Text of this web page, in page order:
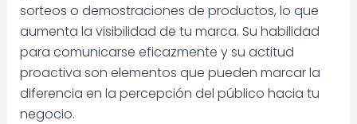
sorteos o demostraciones de productos, lo que
aumenta la visibilidad de tu marca. Su habilidad
para comunicarse eficazmente y su actitud
proactiva son elementos que pueden marcar la
diferencia en la percepción del público hacia tu
negocio.